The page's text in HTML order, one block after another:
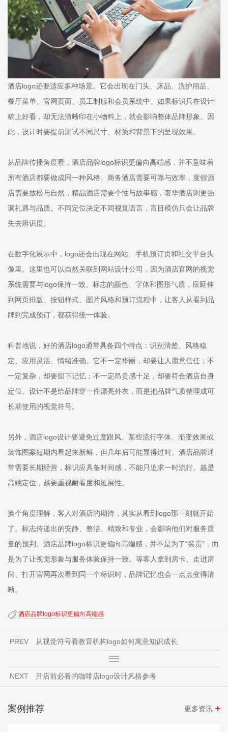
酒店logo还要适应多种场景。它会出现在门头、床品、洗护用品、
餐厅菜单、官网页面、员工制服和会员系统中。如果标识只在设计
稿上好看，却无法清晰印在小物料上，就会影响整体品牌形象。因
此，设计时要提前测试不同尺寸、材质和背景下的呈现效果。
从品牌传播角度看，酒店品牌logo标识更偏向高端感，并不意味着
所有酒店都要做成同一种风格。商务酒店需要可靠与效率，度假酒
店需要放松与自然，精品酒店需要个性与故事感，奢华酒店则更强
调礼遇与品质。不同定位决定不同视觉语言，盲目模仿只会让品牌
失去辨识度。
在数字化展示中，logo还会出现在网站、手机预订页和社交平台头
像里。这里也可以自然关联到网站设计公司，因为酒店官网的视觉
系统需要与logo保持一致。标志的颜色、字体和图形气质，应延伸
到网页排版、按钮样式、图片风格和预订流程中，让客人从看到品
牌到完成预订，都获得统一体验。
科普地说，好的酒店logo通常具备四个特点：识别清楚、风格稳
定、应用灵活、情绪准确。它不一定华丽，却要让人愿意信任；不
一定复杂，却要留下记忆；不一定昂贵感十足，却要符合酒店自身
定位。设计不是给品牌穿一件漂亮外衣，而是把品牌气质整理成可
长期使用的视觉符号。
另外，酒店logo设计要避免过度跟风。某些流行字体、渐变效果或
装饰图案短期内看起来新鲜，但几年后可能显得过时。酒店品牌通
常需要长期经营，标识应具备时间感，不能只追求一时流行。越是
高端定位，越要重视耐看度和延展性。
换个角度理解，客人对酒店的期待，其实从看到logo那一刻就开始
了。标志传递出的安静、整洁、精致和专业，会影响他们对服务质
量的预判。酒店品牌logo标识更偏向高端感，并不是为了“装贵”，而
是为了让视觉形象与服务体验保持一致。等客人拿到房卡、走进房
间、打开官网再次看到同一个标识时，品牌记忆也会一点点变得清
晰。
酒店品牌logo标识更偏向高端感
PREV 从视觉符号看教育机构logo如何寓意知识成长
NEXT 开店前必看的咖啡店logo设计风格参考
案例推荐 更多资讯